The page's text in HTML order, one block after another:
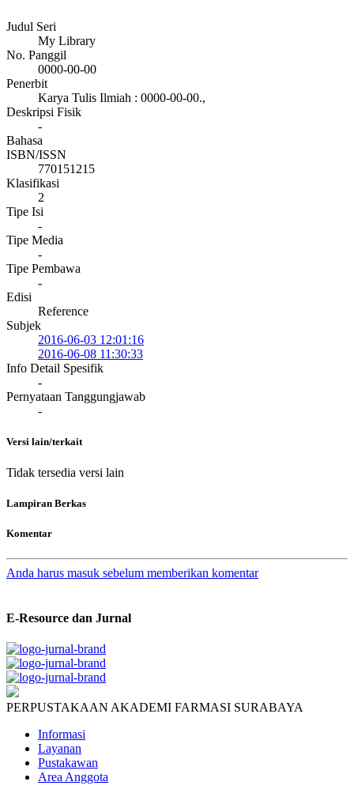
Judul Seri
My Library
No. Panggil
0000-00-00
Penerbit
Karya Tulis Ilmiah : 0000-00-00.,
Deskripsi Fisik
-
Bahasa
ISBN/ISSN
770151215
Klasifikasi
2
Tipe Isi
-
Tipe Media
-
Tipe Pembawa
-
Edisi
Reference
Subjek
2016-06-03 12:01:16
2016-06-08 11:30:33
Info Detail Spesifik
-
Pernyataan Tanggungjawab
-
Versi lain/terkait
Tidak tersedia versi lain
Lampiran Berkas
Komentar
Anda harus masuk sebelum memberikan komentar
E-Resource dan Jurnal
PERPUSTAKAAN AKADEMI FARMASI SURABAYA
Informasi
Layanan
Pustakawan
Area Anggota